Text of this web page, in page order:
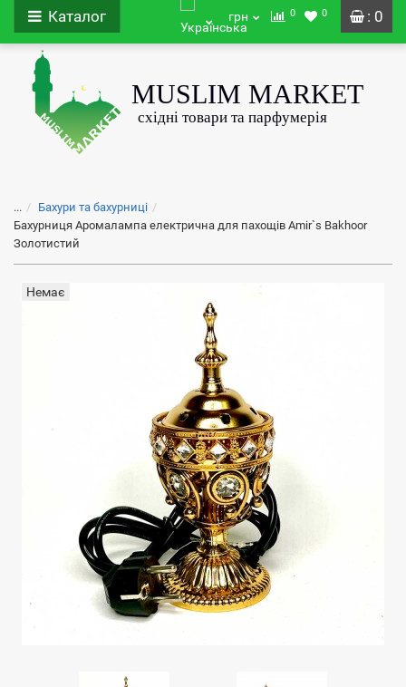
: 0
Каталог грн 0 0
...
Бахури та бахурниці
Бахурниця Аромалампа електрична для пахощів Amir`s Bakhoor
Золотистий
Немає